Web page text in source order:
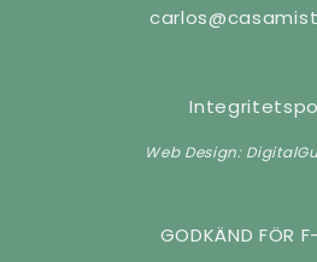
Web Design:
GODKÄND FÖR